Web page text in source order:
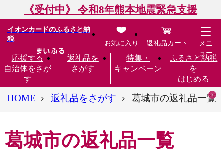
《受付中》 令和8年熊本地震緊急支援
イオンカードのふるさと納
税
応援する
自治体をさが
す
返礼品を
さがす
特集・
キャンペーン
ふるさと納税
を
はじめる
お気に入り 返礼品カート
メニ
ュー
HOME 返礼品をさがす 葛城市の返礼品一覧
葛城市の返礼品一覧